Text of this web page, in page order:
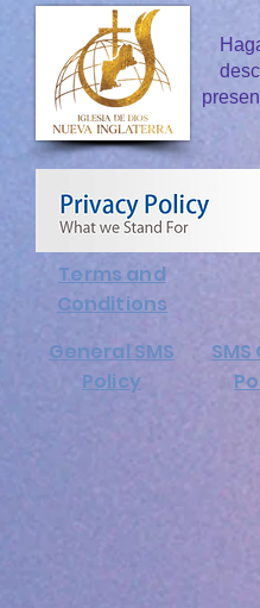
Terms and
Conditions
General SMS
Policy